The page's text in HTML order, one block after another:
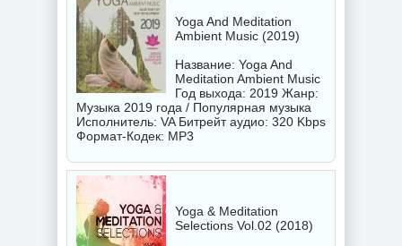
Yoga And Meditation
Ambient Music (2019)
Название: Yoga And
Meditation Ambient Music
Год выхода: 2019 Жанр:
Музыка 2019 года / Популярная музыка
Исполнитель: VAБитрейт аудио: 320 Kbps
Формат-Кодек: MP3
Yoga & Meditation
Selections Vol.02 (2018)